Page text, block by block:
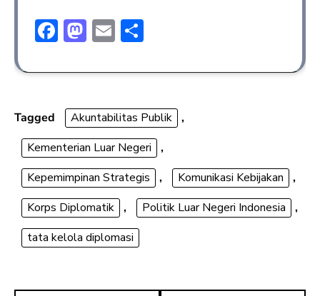
F
e
o
ok
M
st
d
o
n
E
ai ar
Tagged Akuntabilitas Publik ,
Kementerian Luar Negeri
,
Kepemimpinan Strategis
, Komunikasi Kebijakan
,
Korps Diplomatik , Politik Luar Negeri Indonesia
,
tata kelola diplomasi